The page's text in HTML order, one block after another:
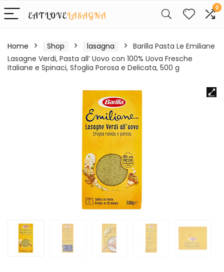
0
Home Shop lasagna
Barilla Pasta Le Emiliane
Lasagne Verdi, Pasta all’ Uovo con 100% Uova Fresche
Italiane e Spinaci, Sfoglia Porosa e Delicata, 500 g